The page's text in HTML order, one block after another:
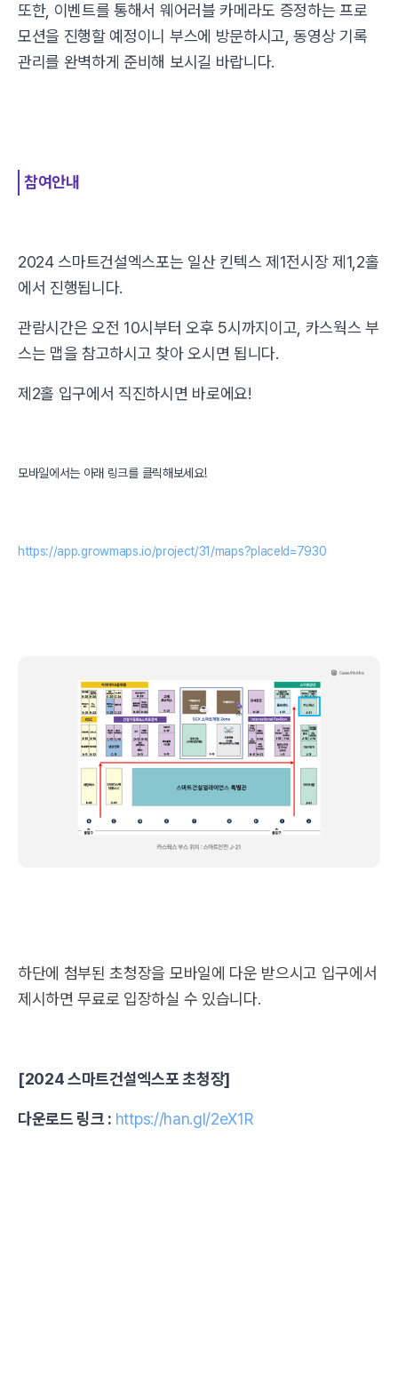
또한, 이벤트를 통해서 웨어러블 카메라도 증정하는 프로
모션을 진행할 예정이니 부스에 방문하시고, 동영상 기록
관리를 완벽하게 준비해 보시길 바랍니다.
참여안내
2024 스마트건설엑스포는 일산 킨텍스 제1전시장 제1,2홀
에서 진행됩니다.
관람시간은 오전 10시부터 오후 5시까지이고, 카스웍스 부
스는 맵을 참고하시고 찾아 오시면 됩니다.
제2홀 입구에서 직진하시면 바로에요!
모바일에서는 아래 링크를 클릭해보세요!
https://app.growmaps.io/project/31/maps?placeId=7930
하단에 첨부된 초청장을 모바일에 다운 받으시고 입구에서
제시하면 무료로 입장하실 수 있습니다.
[2024 스마트건설엑스포 초청장]
다운로드 링크 : https://han.gl/2eX1R